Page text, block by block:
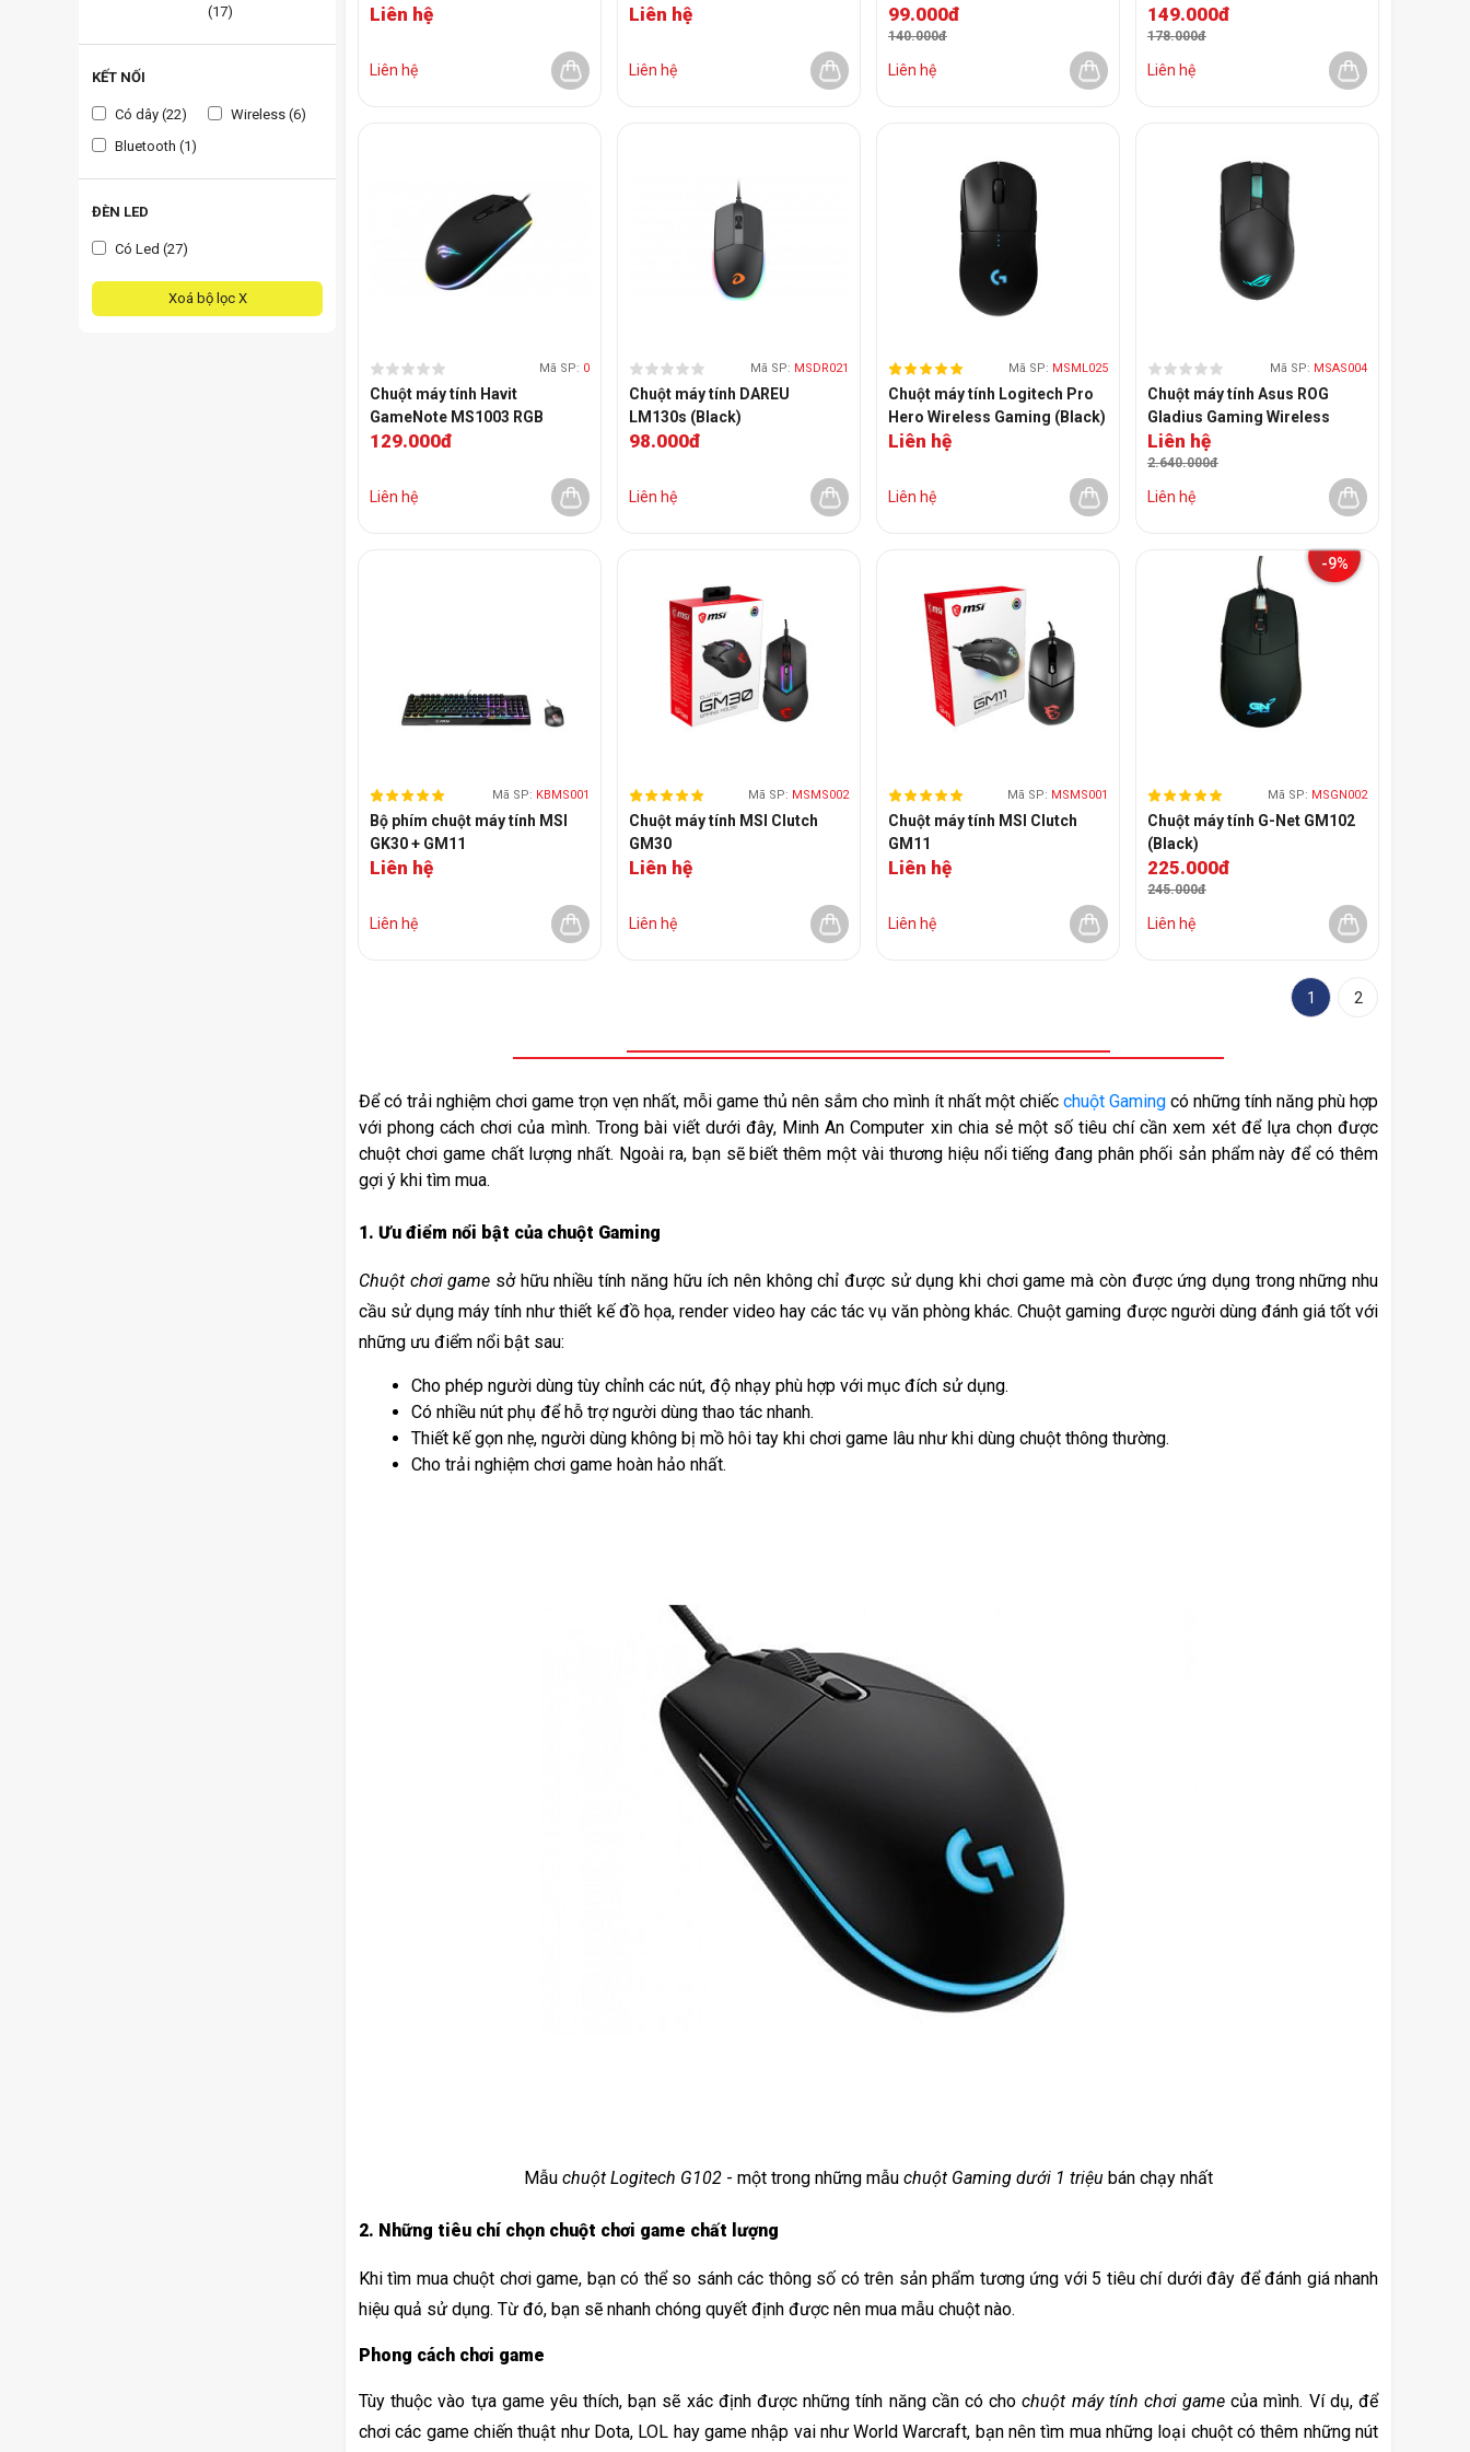
(17)
KẾT NỐI
Có dây (22)
Wireless (6)
Bluetooth (1)
ĐÈN LED
Có Led (27)
Xoá bộ lọc X
(910-006369)
Liên hệ
Liên hệ
03250100-R3U1)
Liên hệ
Liên hệ
99.000đ
140.000đ
Liên hệ
149.000đ
178.000đ
Liên hệ
Mã SP: 0
Chuột máy tính Havit
GameNote MS1003 RGB
(Black)
129.000đ
Liên hệ
Mã SP: MSDR021
Chuột máy tính DAREU
LM130s (Black)
98.000đ
Liên hệ
Mã SP: MSML025
Chuột máy tính Logitech Pro
Hero Wireless Gaming (Black)
Liên hệ
Liên hệ
Mã SP: MSAS004
Chuột máy tính Asus ROG
Gladius Gaming Wireless
(Black)
Liên hệ
2.640.000đ
Liên hệ
Mã SP: KBMS001
Bộ phím chuột máy tính MSI
GK30 + GM11
Liên hệ
Liên hệ
Mã SP: MSMS002
Chuột máy tính MSI Clutch
GM30
Liên hệ
Liên hệ
Mã SP: MSMS001
Chuột máy tính MSI Clutch
GM11
Liên hệ
Liên hệ
-9%
Mã SP: MSGN002
Chuột máy tính G-Net GM102
(Black)
225.000đ
245.000đ
Liên hệ
1 2
Để có trải nghiệm chơi game trọn vẹn nhất, mỗi game thủ nên sắm cho mình ít nhất một chiếc chuột Gaming có những tính năng phù hợp
với phong cách chơi của mình. Trong bài viết dưới đây, Minh An Computer xin chia sẻ một số tiêu chí cần xem xét để lựa chọn được
chuột chơi game chất lượng nhất. Ngoài ra, bạn sẽ biết thêm một vài thương hiệu nổi tiếng đang phân phối sản phẩm này để có thêm
gợi ý khi tìm mua.
1. Ưu điểm nổi bật của chuột Gaming
Chuột chơi game sở hữu nhiều tính năng hữu ích nên không chỉ được sử dụng khi chơi game mà còn được ứng dụng trong những nhu
cầu sử dụng máy tính như thiết kế đồ họa, render video hay các tác vụ văn phòng khác. Chuột gaming được người dùng đánh giá tốt với
những ưu điểm nổi bật sau:
Cho phép người dùng tùy chỉnh các nút, độ nhạy phù hợp với mục đích sử dụng.
Có nhiều nút phụ để hỗ trợ người dùng thao tác nhanh.
Thiết kế gọn nhẹ, người dùng không bị mồ hôi tay khi chơi game lâu như khi dùng chuột thông thường.
Cho trải nghiệm chơi game hoàn hảo nhất.
Mẫu chuột Logitech G102 - một trong những mẫu chuột Gaming dưới 1 triệu bán chạy nhất
2. Những tiêu chí chọn chuột chơi game chất lượng
Khi tìm mua chuột chơi game, bạn có thể so sánh các thông số có trên sản phẩm tương ứng với 5 tiêu chí dưới đây để đánh giá nhanh
hiệu quả sử dụng. Từ đó, bạn sẽ nhanh chóng quyết định được nên mua mẫu chuột nào.
Phong cách chơi game
Tùy thuộc vào tựa game yêu thích, bạn sẽ xác định được những tính năng cần có cho chuột máy tính chơi game của mình. Ví dụ, để
chơi các game chiến thuật như Dota, LOL hay game nhập vai như World Warcraft, bạn nên tìm mua những loại chuột có thêm những nút